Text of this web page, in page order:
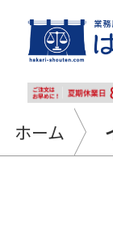
ホーム